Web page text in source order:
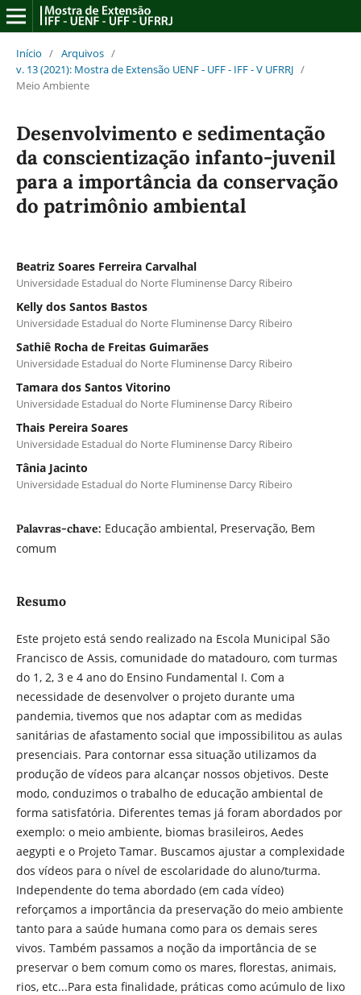
Início / Arquivos /
v. 13 (2021): Mostra de Extensão UENF - UFF - IFF - V UFRRJ /
Meio Ambiente
Desenvolvimento e sedimentação
da conscientização infanto-juvenil
para a importância da conservação
do patrimônio ambiental
Beatriz Soares Ferreira Carvalhal
Universidade Estadual do Norte Fluminense Darcy Ribeiro
Kelly dos Santos Bastos
Universidade Estadual do Norte Fluminense Darcy Ribeiro
Sathiê Rocha de Freitas Guimarães
Universidade Estadual do Norte Fluminense Darcy Ribeiro
Tamara dos Santos Vitorino
Universidade Estadual do Norte Fluminense Darcy Ribeiro
Thais Pereira Soares
Universidade Estadual do Norte Fluminense Darcy Ribeiro
Tânia Jacinto
Universidade Estadual do Norte Fluminense Darcy Ribeiro
Palavras-chave: Educação ambiental, Preservação, Bem
comum
Resumo
Este projeto está sendo realizado na Escola Municipal São
Francisco de Assis, comunidade do matadouro, com turmas
do 1, 2, 3 e 4 ano do Ensino Fundamental I. Com a
necessidade de desenvolver o projeto durante uma
pandemia, tivemos que nos adaptar com as medidas
sanitárias de afastamento social que impossibilitou as aulas
presenciais. Para contornar essa situação utilizamos da
produção de vídeos para alcançar nossos objetivos. Deste
modo, conduzimos o trabalho de educação ambiental de
forma satisfatória. Diferentes temas já foram abordados por
exemplo: o meio ambiente, biomas brasileiros, Aedes
aegypti e o Projeto Tamar. Buscamos ajustar a complexidade
dos vídeos para o nível de escolaridade do aluno/turma.
Independente do tema abordado (em cada vídeo)
reforçamos a importância da preservação do meio ambiente
tanto para a saúde humana como para os demais seres
vivos. Também passamos a noção da importância de se
preservar o bem comum como os mares, florestas, animais,
rios, etc...Para esta finalidade, práticas como acúmulo de lixo